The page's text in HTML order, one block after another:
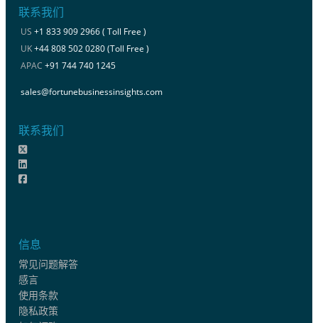
联系我们
US +1 833 909 2966 ( Toll Free )
UK+44 808 502 0280 (Toll Free )
APAC +91 744 740 1245
sales@fortunebusinessinsights.com
联系我们
信息
常见问题解答
感言
使用条款
隐私政策